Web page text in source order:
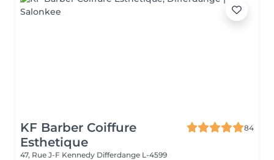
KF Barber Coiffure
Esthetique
84
47, Rue J-F Kennedy Differdange L-4599